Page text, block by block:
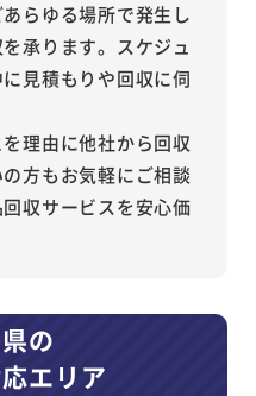
らゆる場所で発生し
承ります。スケジュ
見積もりや回収に伺
理由に他社から回収
方もお気軽にご相談
収サービスを安心価
の
エリア